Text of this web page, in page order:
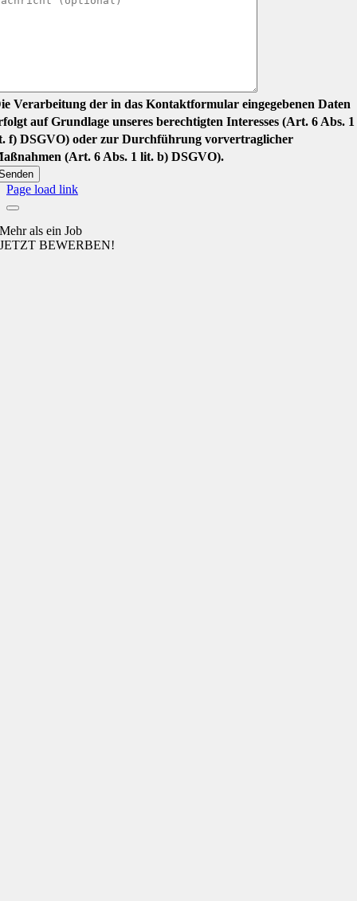
Verarbeitung der in das Kontaktformular eingegebenen Daten
auf Grundlage unseres berechtigten Interesses (Art. 6 Abs. 1
f) DSGVO) oder zur Durchführung vorvertraglicher
(Art. 6 Abs. 1 lit. b) DSGVO).
Page load link
Mehr als ein Job
JETZT BEWERBEN!